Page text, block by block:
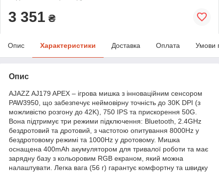
3 351 ₴
Опис Характеристики Доставка Оплата Умови
Опис
AJAZZ AJ179 APEX – ігрова мишка з інноваційним сенсором
PAW3950, що забезпечує неймовірну точність до 30K DPI (з
можливістю розгону до 42K), 750 IPS та прискорення 50G.
Вона підтримує три режими підключення: Bluetooth, 2.4GHz
бездротовий та дротовий, з частотою опитування 8000Hz у
бездротовому режимі та 1000Hz у дротовому. Мишка
оснащена 400mAh акумулятором для тривалої роботи та має
зарядну базу з кольоровим RGB екраном, який можна
налаштувати. Легка вага (56 г) гарантує комфортну та швидку